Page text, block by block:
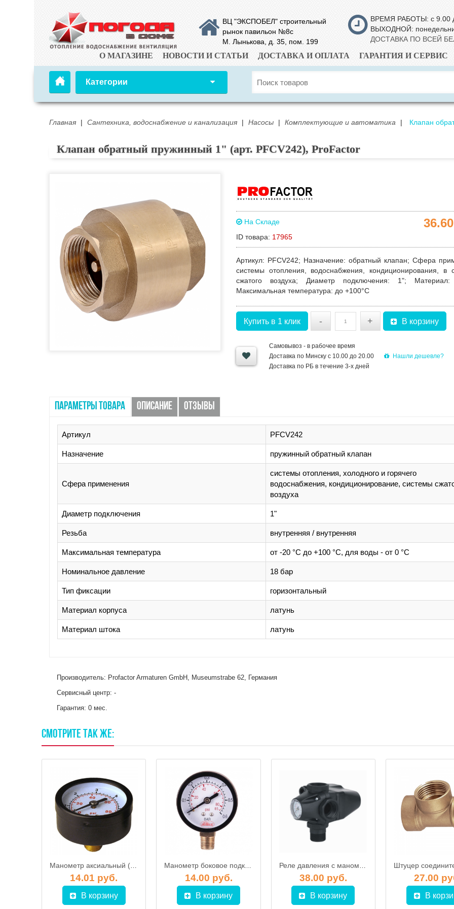
ВЦ "ЭКСПОБЕЛ" строительный
рынок павильон №8с
М. Лынькова, д. 35, пом. 199
ВРЕМЯ РАБОТЫ: с 9.00
ВЫХОДНОЙ:
ДОСТАВКА ПО ВСЕЙ
О МАГАЗИНЕ НОВОСТИ И СТАТЬИ ДОСТАВКА И ОПЛАТА ГАРАНТИЯ И СЕРВИС
Категории
Главная | Сантехника, водоснабжение и канализация | Насосы | Комплектующие и автоматика | Клапан
Клапан обратный пружинный 1" (арт. PFCV242), ProFactor
На Складе
ID товара: 17965
Артикул: PFCV242; Назначение: обратный клапан; Сфера
системы отопления, водоснабжения, кондиционирования, в
сжатого воздуха; Диаметр подключения: 1"; Материал:
Максимальная температура: до +100°C
Купить в 1 клик - + В корзину
Самовывоз - в рабочее время
Доставка по Минску с 10.00 до 20.00
Доставка по РБ в течение 3-х дней
Нашли дешевле?
ПАРАМЕТРЫ ТОВАРА ОПИСАНИЕ ОТЗЫВЫ
Артикул PFCV242
Назначение пружинный обратный клапан
Сфера применения
системы отопления, холодного и горячего
водоснабжения, кондиционирование, системы
воздуха
Диаметр подключения 1"
Резьба внутренняя / внутренняя
Максимальная температура от -20 °C до +100 °C, для воды - от 0 °C
Номинальное давление 18 бар
Тип фиксации горизонтальный
Материал корпуса латунь
Материал штока латунь
Производитель: Profactor Armaturen GmbH, Museumstrabe 62, Германия
Сервисный центр: -
Гарантия: 0 мес.
СМОТРИТЕ ТАКЖЕ:
Манометр аксиальный (1-10 атм.)
14.01 руб.
В корзину
Манометр боковое подключение XPS-R, JEMIX
14.00 руб.
В корзину
Реле давления с манометром APC PC-3 UT, APC
38.00 руб.
В корзину
27.00
В